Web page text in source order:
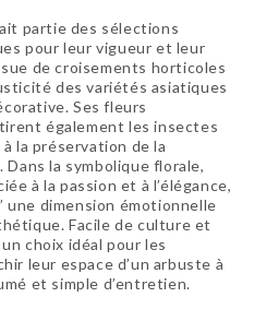
fait partie des sélections
pour leur vigueur et leur
de croisements horticoles
des variétés asiatiques
Ses fleurs
également les insectes
la préservation de la
la symbolique florale,
à la passion et à l’élégance,
une dimension émotionnelle
Facile de culture et
choix idéal pour les
leur espace d’un arbuste à
et simple d’entretien.